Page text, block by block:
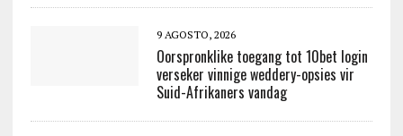
9 AGOSTO, 2026
Oorspronklike toegang tot 10bet login
verseker vinnige weddery-opsies vir
Suid-Afrikaners vandag